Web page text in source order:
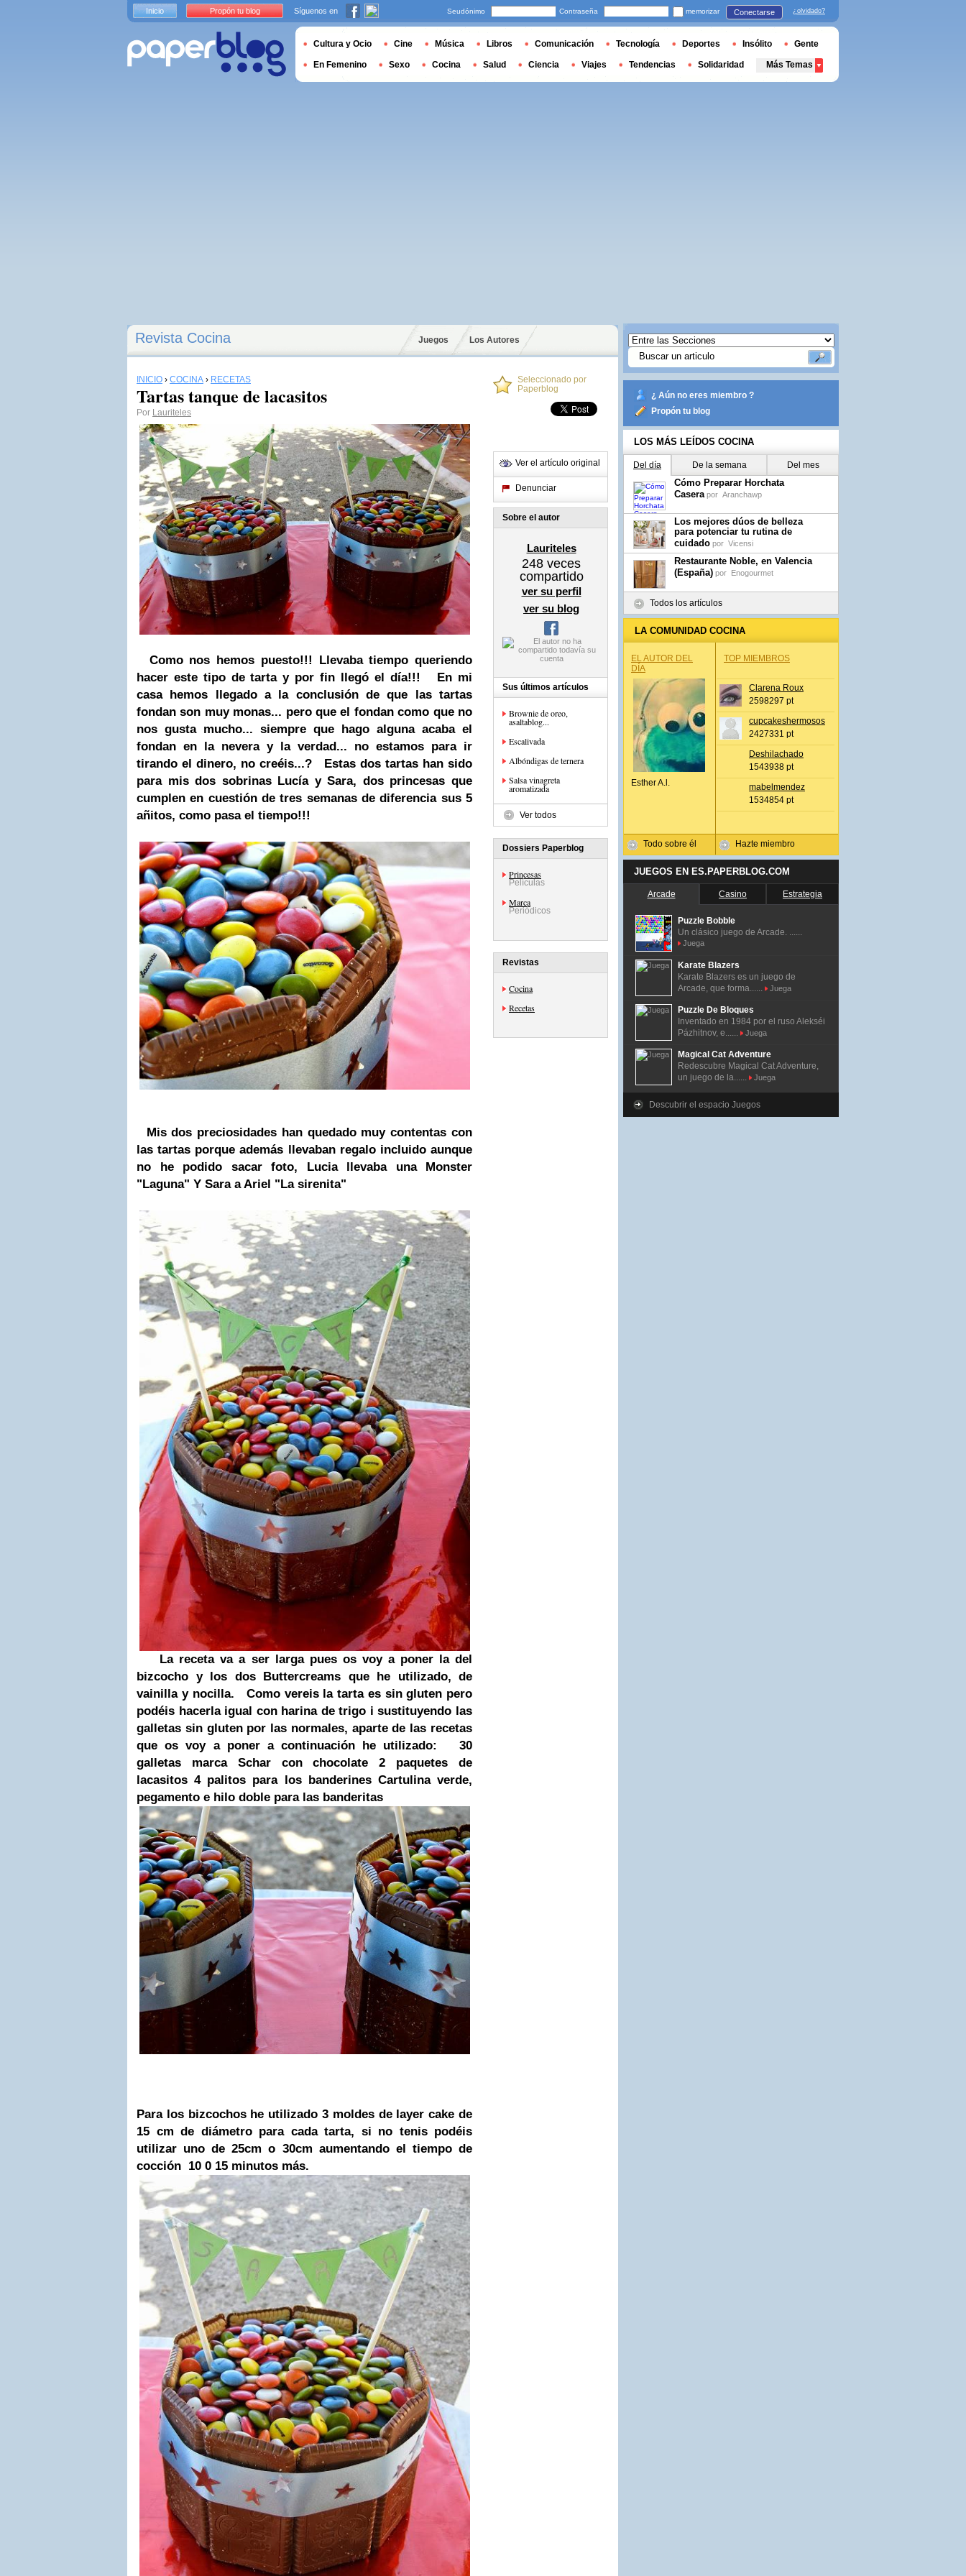
Revista Cocina Juegos Los Autores
INICIO › COCINA › RECETAS
Tartas tanque de lacasitos
Por Lauriteles
Como nos hemos puesto!!! Llevaba tiempo queriendo
hacer este tipo de tarta y por fin llegó el día!!!
En mi
casa hemos llegado a la conclusión de que las tartas
fondan son muy monas... pero que el fondan como que no
nos gusta mucho... siempre que hago alguna acaba el
fondan en la nevera y la verdad... no estamos para ir
tirando el dinero, no creéis...?
Estas dos tartas han sido
para mis dos sobrinas Lucía y Sara, dos princesas que
cumplen en cuestión de tres semanas de diferencia sus 5
añitos, como pasa el tiempo!!!
Mis dos preciosidades han quedado muy contentas con
las tartas porque además llevaban regalo incluido aunque
no he podido sacar foto, Lucia llevaba una Monster
"Laguna" Y Sara a Ariel "La sirenita"
La receta va a ser larga pues os voy a poner la del
bizcocho y los dos Buttercreams que he utilizado, de
vainilla y nocilla.
Como vereis la tarta es sin gluten pero
podéis hacerla igual con harina de trigo i sustituyendo las
galletas sin gluten por las normales, aparte de las recetas
que os voy a poner a continuación he utilizado:
30
galletas marcaSchar con chocolate
2 paquetes de
lacasitos 4 palitos para los banderines Cartulina verde,
pegamento e hilo doble para las banderitas
Para los bizcochos he utilizado 3 moldes de layer cake de
15 cm de diámetro para cada tarta, si no tenis podéis
utilizar uno de 25cm o 30cm aumentando el tiempo de
cocción 10 0 15 minutos más.
Seleccionado por
Paperblog
Ver el artículo original
Denunciar
Sobre el autor
Lauriteles
248 veces
compartido
ver su perfil
ver su blog
Sus últimos artículos
Brownie de oreo,
asaltablog...
Escalivada
Albóndigas de ternera
Salsa vinagreta
aromatizada
Ver todos
Dossiers Paperblog
Princesas
Películas
Marca
Periódicos
Revistas
Cocina
Recetas
¿ Aún no eres miembro ?
Propón tu blog
LOS MÁS LEÍDOS COCINA
Del día De la semana Del mes
Cómo Preparar Horchata
Casera por Aranchawp
Los mejores dúos de belleza
para potenciar tu rutina de
cuidado por Vicensi
Restaurante Noble, en Valencia
(España) por Enogourmet
Todos los artículos
LA COMUNIDAD COCINA
EL AUTOR DEL
DÍA
Esther A.l.
Todo sobre él
TOP MIEMBROS
Clarena Roux
2598297 pt
cupcakeshermosos
2427331 pt
Deshilachado
1543938 pt
mabelmendez
1534854 pt
Hazte miembro
JUEGOS EN ES.PAPERBLOG.COM
Arcade Casino Estrategia
Puzzle Bobble
Un clásico juego de Arcade. ......
Juega
Karate Blazers
Karate Blazers es un juego de
Arcade, que forma......
Juega
Puzzle De Bloques
Inventado en 1984 por el ruso Alekséi
Pázhitnov, e......
Juega
Magical Cat Adventure
Redescubre Magical Cat Adventure,
un juego de la......
Juega
Descubrir el espacio Juegos
Inicio Propón tu blog Síguenos en Seudónimo Contraseña memorizar Conectarse ¿olvidado?
Cultura y Ocio Cine Música Libros Comunicación Tecnología Deportes Insólito Gente
En Femenino Sexo Cocina Salud Ciencia Viajes Tendencias Solidaridad Más Temas